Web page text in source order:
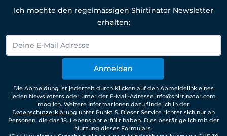
Ich möchte den regelmässigen Shirtinator Newsletter
erhalten:
Anmelden
Die Abmeldung ist jederzeit durch Klicken auf den Abmeldelink eines
jeden Newsletters oder unter der E-Mail-Adresse info@shirtinator.com
möglich. Weitere Informationen dazu finde ich in der
Datenschutzerklärung unter Punkt 5. Dieser Service richtet sich nur an
Personen, die das 18. Lebensjahr erfüllt haben. Dies bestätige ich mit der
Nutzung dieses Formulars.